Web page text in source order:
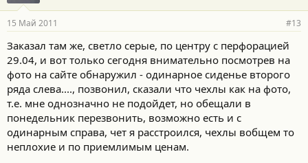
15 Май 2011 #13
Заказал там же, светло серые, по центру с перфорацией
29.04, и вот только сегодня внимательно посмотрев на
фото на сайте обнаружил - одинарное сиденье второго
ряда слева...., позвонил, сказали что чехлы как на фото,
т.е. мне однозначно не подойдет, но обещали в
понедельник перезвонить, возможно есть и с
одинарным справа, чет я расстроился, чехлы вобщем то
неплохие и по приемлимым ценам.